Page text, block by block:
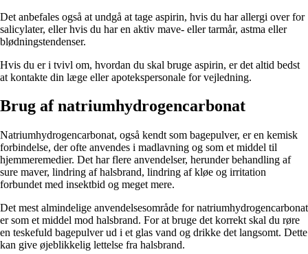
Det anbefales også at undgå at tage aspirin, hvis du har allergi over for
salicylater, eller hvis du har en aktiv mave- eller tarmår, astma eller
blødningstendenser.
Hvis du er i tvivl om, hvordan du skal bruge aspirin, er det altid bedst
at kontakte din læge eller apotekspersonale for vejledning.
Brug af natriumhydrogencarbonat
Natriumhydrogencarbonat, også kendt som bagepulver, er en kemisk
forbindelse, der ofte anvendes i madlavning og som et middel til
hjemmeremedier. Det har flere anvendelser, herunder behandling af
sure maver, lindring af halsbrand, lindring af kløe og irritation
forbundet med insektbid og meget mere.
Det mest almindelige anvendelsesområde for natriumhydrogencarbonat
er som et middel mod halsbrand. For at bruge det korrekt skal du røre
en teskefuld bagepulver ud i et glas vand og drikke det langsomt. Dette
kan give øjeblikkelig lettelse fra halsbrand.